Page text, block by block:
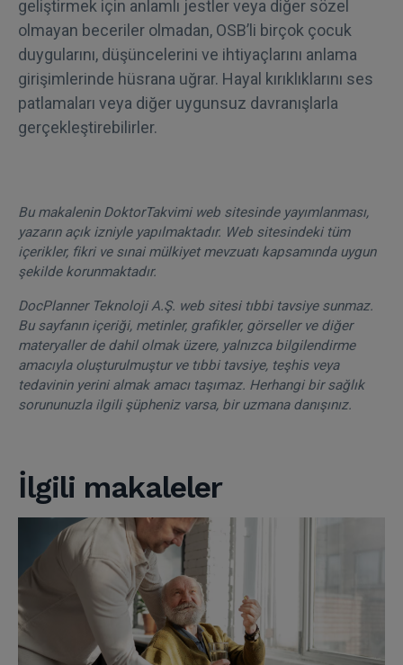
geliştirmek için anlamlı jestler veya diğer sözel
olmayan beceriler olmadan, OSB’li birçok çocuk
duygularını, düşüncelerini ve ihtiyaçlarını anlama
girişimlerinde hüsrana uğrar. Hayal kırıklıklarını ses
patlamaları veya diğer uygunsuz davranışlarla
gerçekleştirebilirler.
Bu makalenin DoktorTakvimi web sitesinde yayımlanması,
yazarın açık izniyle yapılmaktadır. Web sitesindeki tüm
içerikler, fikri ve sınai mülkiyet mevzuatı kapsamında uygun
şekilde korunmaktadır.
DocPlanner Teknoloji A.Ş. web sitesi tıbbi tavsiye sunmaz.
Bu sayfanın içeriği, metinler, grafikler, görseller ve diğer
materyaller de dahil olmak üzere, yalnızca bilgilendirme
amacıyla oluşturulmuştur ve tıbbi tavsiye, teşhis veya
tedavinin yerini almak amacı taşımaz. Herhangi bir sağlık
sorununuzla ilgili şüpheniz varsa, bir uzmana danışınız.
İlgili makaleler